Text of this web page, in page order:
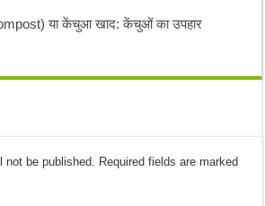
या केंचुआ खाद: केंचुओं का उपहार
be published.
Required fields are marked